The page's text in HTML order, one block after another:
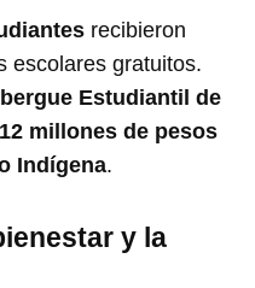
recibieron
escolares gratuitos.
Estudiantil de
12 millones de pesos
Indígena.
y la